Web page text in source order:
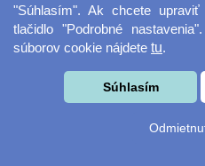
Dekoračná látka
Miranda
"Súhlasím". Ak chcete
tlačidlo "Podrobné
súborov cookie nájdete tu.
Súhlasím